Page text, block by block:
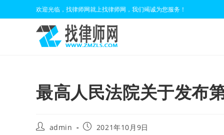
to
欢迎光临，找律师网就上找律师网，我们竭诚为您服务！
最高人民法院关于发布
Postadmin
Post2021年10月9日